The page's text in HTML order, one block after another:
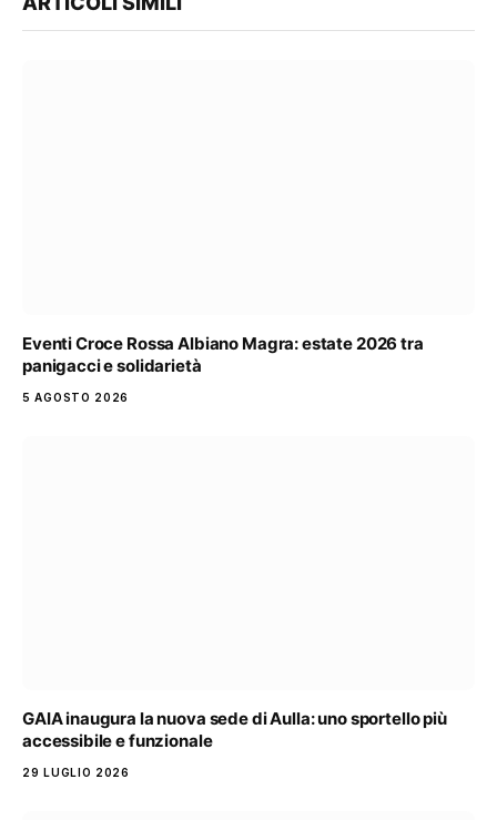
Eventi Croce Rossa Albiano Magra: estate 2026 tra
panigacci e solidarietà
5 AGOSTO 2026
GAIA inaugura la nuova sede di Aulla: uno sportello più
accessibile e funzionale
29 LUGLIO 2026